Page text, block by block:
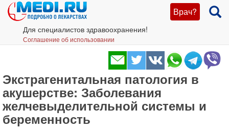
Врач?
Для специалистов здравоохранения!
Соглашение об использовании
Экстрагенитальная патология в
акушерстве: Заболевания
желчевыделительной системы и
беременность